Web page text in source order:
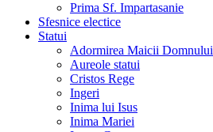
Prima Sf. Impartasanie
Sfesnice electice
Statui
Adormirea Maicii Domnului
Aureole statui
Cristos Rege
Ingeri
Inima lui Isus
Inima Mariei